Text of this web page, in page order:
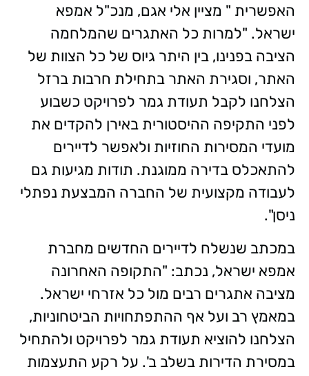
האפשרית " מציין אלי אגם, מנכ"ל אמפא
ישראל. "למרות כל האתגרים שהמלחמה
הציבה בפנינו, בין היתר גיוס של כל הצוות של
האתר, וסגירת האתר בתחילת חרבות ברזל
הצלחנו לקבל תעודת גמר לפרויקט כשבוע
לפני התקיפה ההיסטורית באירן להקדים את
מועדי המסירות החוזיות ולאפשר לדיירים
להתאכלס בדירה ממוגנת. תודות מגיעות גם
לעבודה מקצועית של החברה המבצעת נפתלי
ניסן."
במכתב שנשלח לדיירים החדשים מחברת
אמפא ישראל, נכתב: "התקופה האחרונה
מציבה אתגרים רבים מול כל אזרחי ישראל.
במאמץ רב ועל אף ההתפתחויות הביטחוניות,
הצלחנו להוציא תעודת גמר לפרויקט ולהתחיל
במסירת הדירות בשלב ב'. על רקע התעצמות